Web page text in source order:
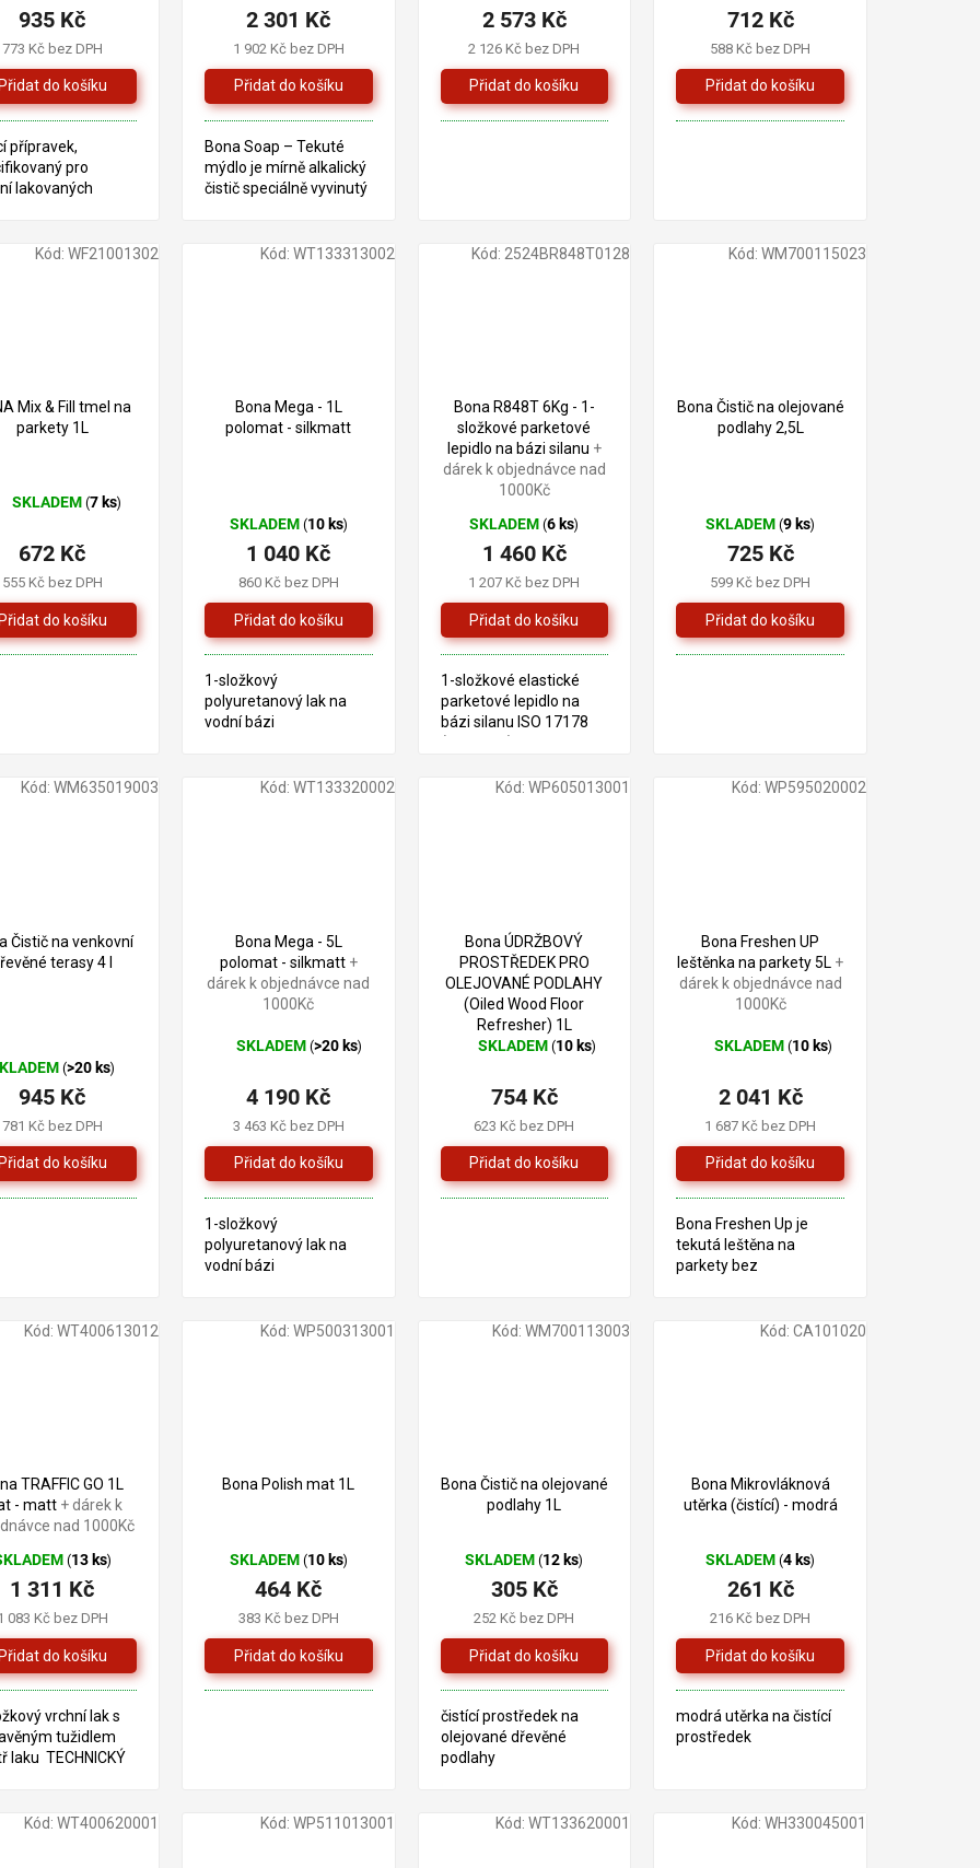
773 Kč bez DPH
935 Kč
přípravek,
pro
lakovaných
podlah.
produktu
5
hvězdiček.
1 902 Kč bez DPH
2 301 Kč
Bona Soap – Tekuté
mýdlo je mírně alkalický
čistič speciálně vyvinutý
2 126 Kč bez DPH
2 573 Kč
588 Kč bez DPH
712 Kč
Mix & Fill tmel na
parkety 1L
SKLADEM(7 ks)
555 Kč bez DPH
672 Kč
Kód: WF21001302
Bona Mega - 1L
polomat - silkmatt
SKLADEM (10 ks)
860 Kč bez DPH
1 040 Kč
1-složkový
polyuretanový lak na
vodní bázi
Kód: WT133313002
Bona R848T 6Kg - 1-
složkové parketové
lepidlo na bázi silanu +
dárek k objednávce nad
1000Kč
SKLADEM(6 ks)
1 207 Kč bez DPH
1 460 Kč
1-složkové elastické
parketové lepidlo na
bázi silanu ISO 17178
Kód: 2524BR848T0128
Bona Čistič na olejované
podlahy 2,5L
SKLADEM(9 ks)
599 Kč bez DPH
725 Kč
Kód: WM700115023
Čistič na venkovní
terasy 4 l
(>20 ks)
781 Kč bez DPH
945 Kč
Kód: WM635019003
Bona Mega - 5L
polomat - silkmatt +
dárek k objednávce nad
1000Kč
Průměrné
produktu
5
hvězdiček.
SKLADEM (>20 ks)
3 463 Kč bez DPH
4 190 Kč
1-složkový
polyuretanový lak na
vodní bázi
Kód: WT133320002
Bona ÚDRŽBOVÝ
PROSTŘEDEK PRO
OLEJOVANÉ PODLAHY
(Oiled Wood Floor
Refresher) 1L
Průměrné
produktu
5
hvězdiček.
SKLADEM (10 ks)
623 Kč bez DPH
754 Kč
Kód:WP605013001
Bona Freshen UP
leštěnka na parkety 5L +
dárek k objednávce nad
1000Kč
Průměrné
produktu
5
hvězdiček.
SKLADEM (10 ks)
1 687 Kč bez DPH
2 041 Kč
Bona Freshen Up je
tekutá leštěna na
parkety bez
parket a jiných
Kód: WP595020002
TRAFFIC GO 1L
- matt + dárek k
nad 1000Kč
(13 ks)
083 Kč bez DPH
1 311 Kč
vrchní lak s
tužidlem
laku TECHNICKÝ
Kód: WT400613012
Bona Polish mat 1L
SKLADEM (10 ks)
383 Kč bez DPH
464 Kč
Kód: WP500313001
Bona Čistič na olejované
podlahy 1L
SKLADEM(12 ks)
252 Kč bez DPH
305 Kč
čistící prostředek na
olejované dřevěné
podlahy
Kód:WM700113003
Bona Mikrovláknová
utěrka (čistící) - modrá
SKLADEM(4 ks)
216 Kč bez DPH
261 Kč
modrá utěrka na čistící
prostředek
Kód: CA101020
Kód: WT400620001 Kód: WP511013001 Kód:WT133620001 Kód: WH330045001